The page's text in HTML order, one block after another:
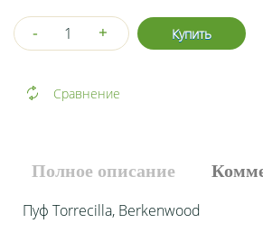
- + Купить
Сравнение
Полное описание
Пуф Torrecilla, Berkenwood